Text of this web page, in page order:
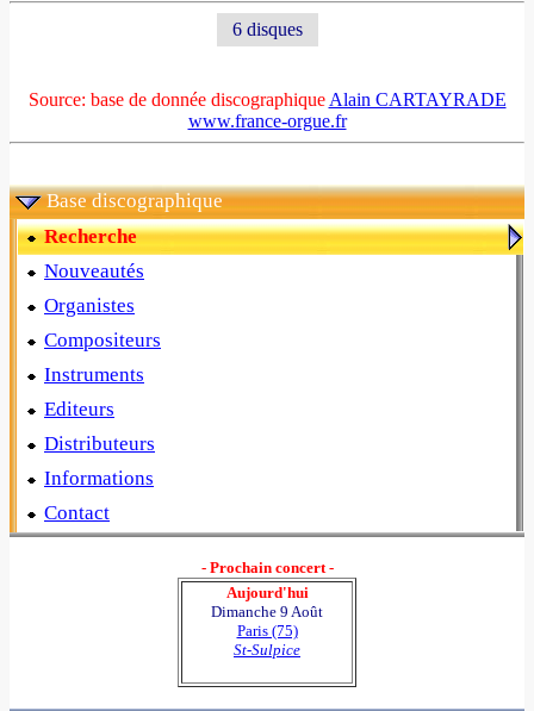
6 disques
Source: base de donnée discographique Alain CARTAYRADE
www.france-orgue.fr
Base discographique
Recherche
Nouveautés
Organistes
Compositeurs
Instruments
Editeurs
Distributeurs
Informations
Contact
- Prochain concert -
Aujourd'hui
Dimanche 9 Août
Paris (75)
St-Sulpice